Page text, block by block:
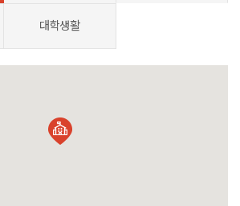
대학생활